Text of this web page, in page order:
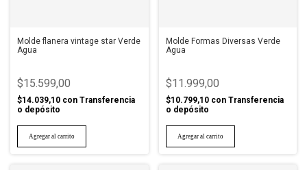
Molde flanera vintage star Verde
Agua
$15.599,00
$14.039,10 con Transferencia
o depósito
Molde Formas Diversas Verde
Agua
$11.999,00
$10.799,10 con Transferencia
o depósito